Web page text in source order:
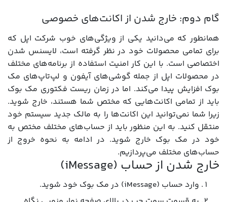
گام دوم: خارج شدن از اکانت‌های خصوصی
همانطور که می‌دانید یکی از ویژگی‌های خوب شرکت اپل که
برای تمامی محصولات خود در نظر گرفته است، لایسنس شدن
اختصاصی است. با این کار امنیت استفاده از برنامه‌های مختلف
در محصولات اپل از جمله گوشی‌های آیفون و لپ‌تاپ‌های مک
بوک افزایش پیدا می‌کند. اما در زمان ریست فکتوری مک بوک
باید از تمامی اکانت‌هایی که مختص شما هستند، خارج شوید.
زیرا شما نمی‌توانید این اکانت‌ها را به مالک جدید سیستم خود
منتقل کنید. به این منظور باید از حساب‌های مختلف مختص به
خود در مک بوک خارج شوید. در ادامه به نحوه خروج از
حساب‌های مختلف می‌پردازیم.
خارج شدن از حساب (iMessage)
وارد حساب (iMessage) در مک بوک خود شوید.